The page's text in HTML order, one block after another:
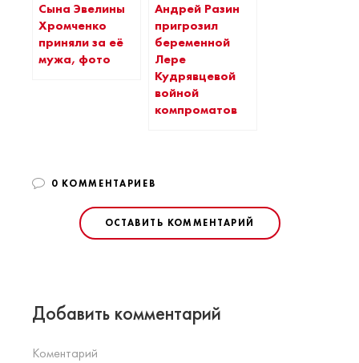
Сына Эвелины
Хромченко
приняли за её
мужа, фото
Андрей Разин
пригрозил
беременной
Лере
Кудрявцевой
войной
компроматов
0 КОММЕНТАРИЕВ
ОСТАВИТЬ КОММЕНТАРИЙ
Добавить комментарий
Коментарий